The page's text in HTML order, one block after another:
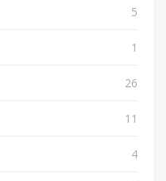
5
1
26
11
4